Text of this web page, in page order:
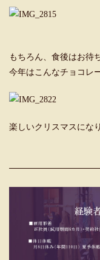
もちろん、食後はお待
今年はこんなチョコレ
楽しいクリスマスにな